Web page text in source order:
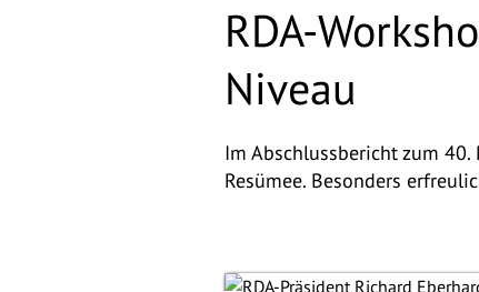
RDA-
Niveau
Im Abschlussbericht zum
Resümee. Besonders